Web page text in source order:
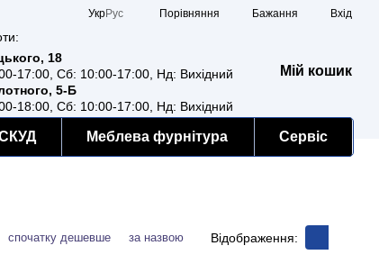
УкрРус Порівняння Бажання Вхід
18
17:00, Сб: 10:00-17:00, Нд: Вихідний
5-Б
18:00, Сб: 10:00-17:00, Нд: Вихідний
Мій кошик
Меблева фурнітура Сервіс
спочатку дешевше за назвою Відображення: